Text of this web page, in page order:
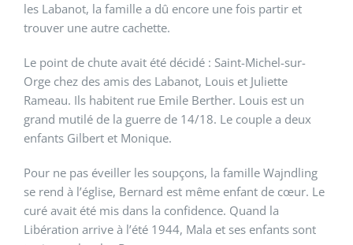
les Labanot, la famille a dû encore une fois partir et
trouver une autre cachette.
Le point de chute avait été décidé : Saint-Michel-sur-
Orge chez des amis des Labanot, Louis et Juliette
Rameau. Ils habitent rue Emile Berther. Louis est un
grand mutilé de la guerre de 14/18. Le couple a deux
enfants Gilbert et Monique.
Pour ne pas éveiller les soupçons, la famille Wajndling
se rend à l’église, Bernard est même enfant de cœur. Le
curé avait été mis dans la confidence. Quand la
Libération arrive à l’été 1944, Mala et ses enfants sont